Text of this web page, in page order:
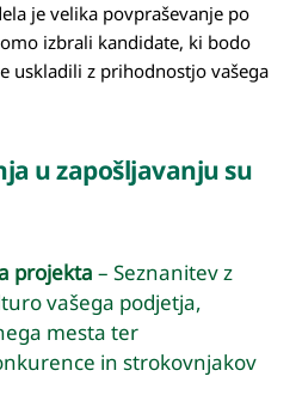
je velika povpraševanje po
izbrali kandidate, ki bodo
uskladili z prihodnostjo vašega
u zapošljavanju su
projekta – Seznanitev z
vašega podjetja,
mesta ter
in strokovnjakov